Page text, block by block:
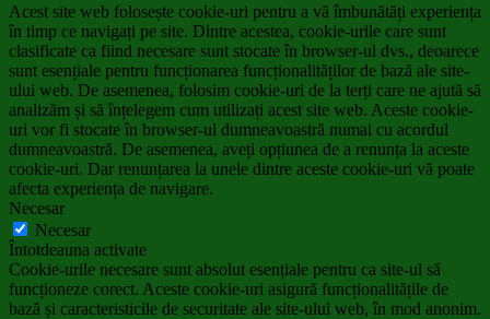
Acest site web folosește cookie-uri pentru a vă îmbunătăți experiența
în timp ce navigați pe site. Dintre acestea, cookie-urile care sunt
clasificate ca fiind necesare sunt stocate în browser-ul dvs., deoarece
sunt esențiale pentru funcționarea funcționalităților de bază ale site-
ului web. De asemenea, folosim cookie-uri de la terți care ne ajută să
analizăm și să înțelegem cum utilizați acest site web. Aceste cookie-
uri vor fi stocate în browser-ul dumneavoastră numai cu acordul
dumneavoastră. De asemenea, aveți opțiunea de a renunța la aceste
cookie-uri. Dar renunțarea la unele dintre aceste cookie-uri vă poate
afecta experiența de navigare.
Necesar
Necesar
Întotdeauna activate
Cookie-urile necesare sunt absolut esențiale pentru ca site-ul să
funcționeze corect. Aceste cookie-uri asigură funcționalitățile de
bază și caracteristicile de securitate ale site-ului web, în mod anonim.